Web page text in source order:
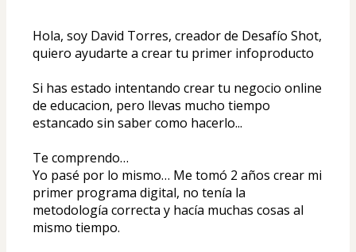
Hola, soy David Torres, creador de Desafío Shot,
quiero ayudarte a crear tu primer infoproducto
Si has estado intentando crear tu negocio online
de educacion, pero llevas mucho tiempo
estancado sin saber como hacerlo...
Te comprendo…
Yo pasé por lo mismo… Me tomó 2 años crear mi
primer programa digital, no tenía la
metodología correcta y hacía muchas cosas al
mismo tiempo.